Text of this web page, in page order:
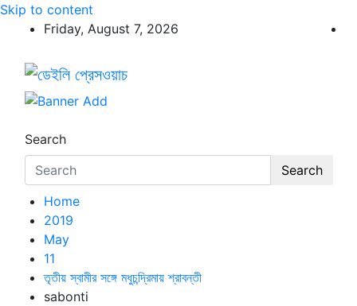
Skip to content
Friday, August 7, 2026
ডেইলি প্রেসওয়াচ
ডেইলি প্রেসওয়াচ মুক্তিযুদ্ধের চেতনায় উদ্বুদ্ধ মুখপত্র
Search
Search
Home
2019
May
11
তৃতীয় স্বামীর সঙ্গে মধুচন্দ্রিমায় শ্রাবন্তী
sabonti